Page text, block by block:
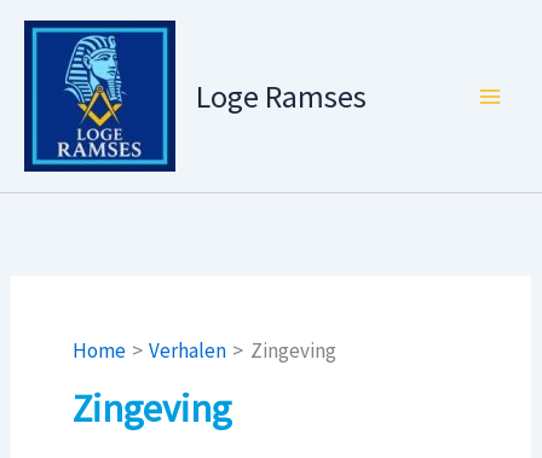
Loge Ramses
Home Verhalen Zingeving
Zingeving